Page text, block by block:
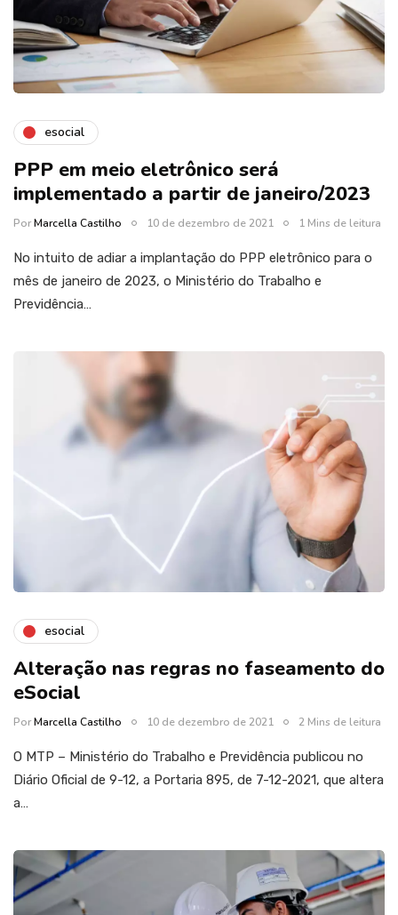
esocial
PPP em meio eletrônico será
implementado a partir de janeiro/2023
PorMarcella Castilho 10 de dezembro de 2021 1 Mins de leitura
No intuito de adiar a implantação do PPP eletrônico para o
mês de janeiro de 2023, o Ministério do Trabalho e
Previdência…
esocial
Alteração nas regras no faseamento do
eSocial
PorMarcella Castilho 10 de dezembro de 2021 2 Mins de leitura
O MTP – Ministério do Trabalho e Previdência publicou no
Diário Oficial de 9-12, a Portaria 895, de 7-12-2021, que altera
a…